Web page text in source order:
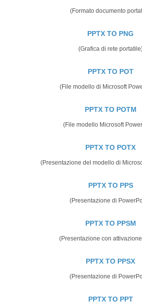
(Formato documento
PPTX TO PNG
(Grafica di rete
PPTX TO POT
(File modello di Microsoft
PPTX TO POTM
(File modello Microsoft
PPTX TO POTX
(Presentazione del modello di
PPTX TO PPS
(Presentazione di
PPTX TO PPSM
(Presentazione con
PPTX TO PPSX
(Presentazione di
PPTX TO PPT